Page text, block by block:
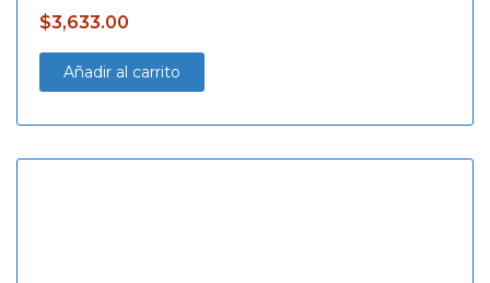
$3,633.00
Añadir al carrito